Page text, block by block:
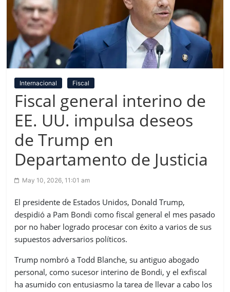
Internacional Fiscal
Fiscal general interino de
EE. UU. impulsa deseos
de Trump en
Departamento de Justicia
May 10, 2026, 11:01 am
El presidente de Estados Unidos, Donald Trump,
despidió a Pam Bondi como fiscal general el mes pasado
por no haber logrado procesar con éxito a varios de sus
supuestos adversarios políticos.
Trump nombró a Todd Blanche, su antiguo abogado
personal, como sucesor interino de Bondi, y el exfiscal
ha asumido con entusiasmo la tarea de llevar a cabo los